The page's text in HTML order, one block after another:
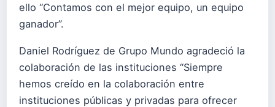
ello “Contamos con el mejor equipo, un equipo
ganador”.
Daniel Rodríguez de Grupo Mundo agradeció la
colaboración de las instituciones “Siempre
hemos creído en la colaboración entre
instituciones públicas y privadas para ofrecer